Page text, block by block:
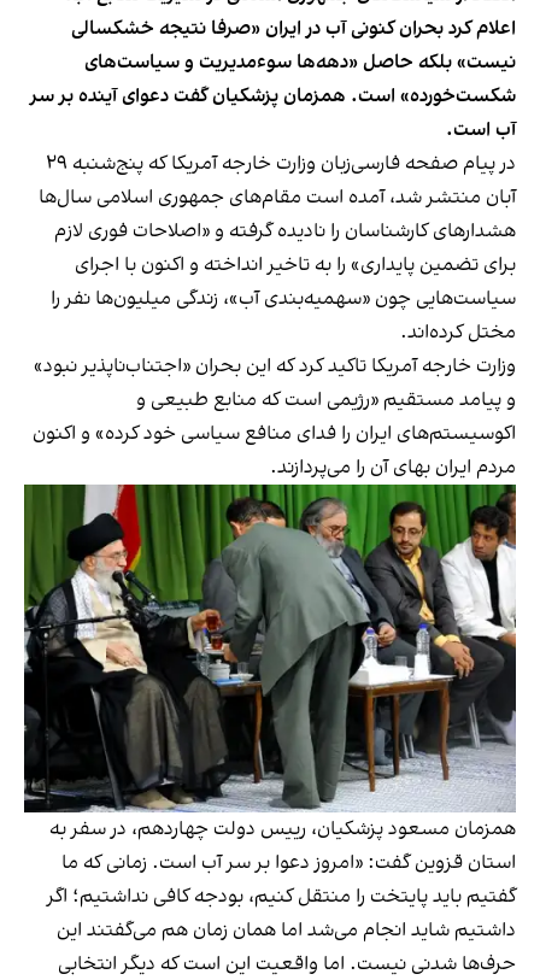
اعلام کرد بحران کنونی آب در ایران «صرفا نتیجه خشکسالی
نیست» بلکه حاصل «دهه‌ها سوءمدیریت و سیاست‌های
شکست‌خورده» است. همزمان پزشکیان گفت دعوای آینده بر سر
آب است.
در پیام صفحه فارسی‌زبان وزارت خارجه آمریکا که پنج‌شنبه ۲۹
آبان منتشر شد، آمده است مقام‌های جمهوری اسلامی سال‌ها
هشدارهای کارشناسان را نادیده گرفته و «اصلاحات فوری لازم
برای تضمین پایداری» را به تاخیر انداخته و اکنون با اجرای
سیاست‌هایی چون «سهمیه‌بندی آب»، زندگی میلیون‌ها نفر را
مختل کرده‌اند.
وزارت خارجه آمریکا تاکید کرد که این بحران «اجتناب‌ناپذیر نبود»
و پیامد مستقیم «رژیمی است که منابع طبیعی و
اکوسیستم‌های ایران را فدای منافع سیاسی خود کرده» و اکنون
مردم ایران بهای آن را می‌پردازند.
همزمان مسعود پزشکیان، رییس دولت چهاردهم، در سفر به
استان قزوین گفت: «امروز دعوا بر سر آب است. زمانی که ما
گفتیم باید پایتخت را منتقل کنیم، بودجه کافی نداشتیم؛ اگر
داشتیم شاید انجام می‌شد اما همان زمان هم می‌گفتند این
حرف‌ها شدنی نیست. اما واقعیت این است که دیگر انتخابی